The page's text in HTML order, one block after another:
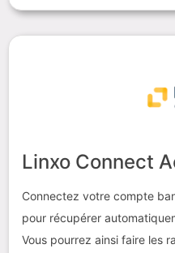
Linxo Connect
Connectez votre compte
pour récupérer
Vous pourrez ainsi faire les